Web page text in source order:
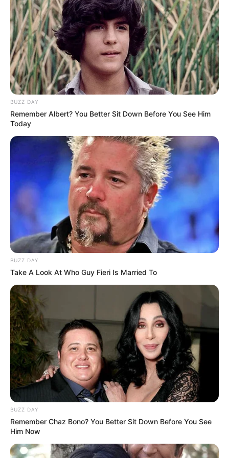
Ausflugsziele, Sehenswürdigkeiten, Freizeitziele
und Museen in und im Umkreis von Nabburg:
Umkreissuche Tourismus Nabburg
Museen in und um Nabburg
Kinderausflugsziele für Nabburg
Kindergeburtstag feiern
Schlösser und Burgen in und um Nabburg
Tagesausflugsziele für Nabburg
Bademöglichkeiten
Wandern
Ausflug mit der Bahn
Kinoprogramm
Angebote für Behinderte
Aussichtstürme
Kletterparks
Tier- und Zooparks
Fremdenverkehrsamt und Tourist Information
Veranstaltung für Nabburg eintragen
BUZZ DAY
Remember Albert? You Better Sit Down Before You See Him
Today
BUZZ DAY
Take A Look At Who Guy Fieri Is Married To
BUZZ DAY
Remember Chaz Bono? You Better Sit Down Before You See
Him Now